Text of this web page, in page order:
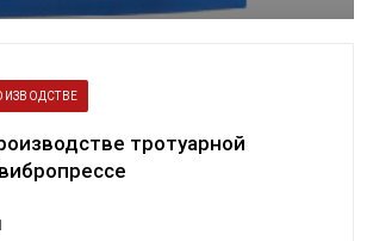
тротуарной